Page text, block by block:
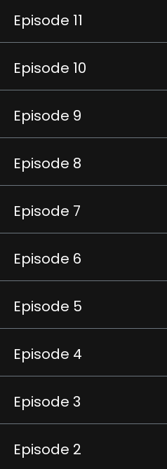
Episode 11
Episode 10
Episode 9
Episode 8
Episode 7
Episode 6
Episode 5
Episode 4
Episode 3
Episode 2